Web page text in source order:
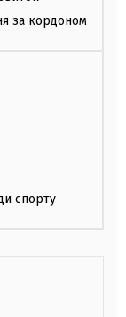
за кордоном
спорту